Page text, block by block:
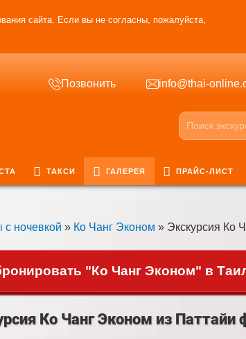
сайта. Если вы не согласны, пожалуйста,
Позвонить info@thai-
ТАКСИ ГАЛЕРЕЯ ПРАЙС-ЛИСТ
с ночевкой » Ко Чанг Эконом » Экскурсия Ко
"Ко Чанг Эконом" в
Ко Чанг Эконом из Паттайи